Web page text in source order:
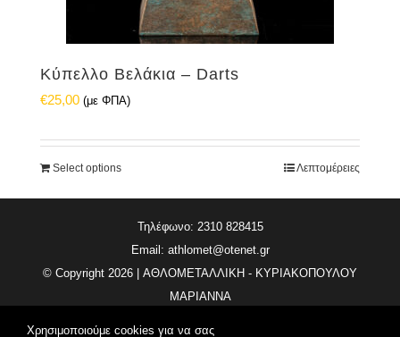
Κύπελλο Βελάκια – Darts
€25,00 (με ΦΠΑ)
Select options Λεπτομέρειες
Τηλέφωνο: 2310 828415
Email: athlomet@otenet.gr
© Copyright 2026 | ΑΘΛΟΜΕΤΑΛΛΙΚΗ - ΚΥΡΙΑΚΟΠΟΥΛΟΥ
ΜΑΡΙΑΝΝΑ
Χρησιμοποιούμε cookies για να σας